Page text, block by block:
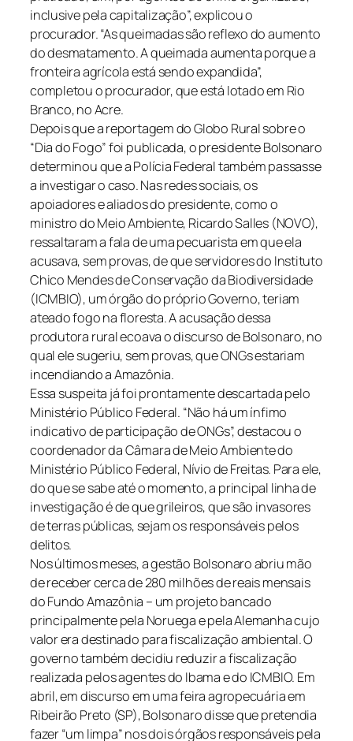
inclusive pela capitalização”, explicou o
procurador. “As queimadas são reflexo do aumento
do desmatamento. A queimada aumenta porque a
fronteira agrícola está sendo expandida”,
completou o procurador, que está lotado em Rio
Branco, no Acre.
Depois que a reportagem do Globo Rural sobre o
“Dia do Fogo” foi publicada, o presidente Bolsonaro
determinou que a Polícia Federal também passasse
a investigar o caso. Nas redes sociais, os
apoiadores e aliados do presidente, como o
ministro do Meio Ambiente, Ricardo Salles (NOVO),
ressaltaram a fala de uma pecuarista em que ela
acusava, sem provas, de que servidores do Instituto
Chico Mendes de Conservação da Biodiversidade
(ICMBIO), um órgão do próprio Governo, teriam
ateado fogo na floresta. A acusação dessa
produtora rural ecoava o discurso de Bolsonaro, no
qual ele sugeriu, sem provas, que ONGs estariam
incendiando a Amazônia.
Essa suspeita já foi prontamente descartada pelo
Ministério Público Federal. “Não há um ínfimo
indicativo de participação de ONGs”, destacou o
coordenador da Câmara de Meio Ambiente do
Ministério Público Federal, Nívio de Freitas. Para ele,
do que se sabe até o momento, a principal linha de
investigação é de que grileiros, que são invasores
de terras públicas, sejam os responsáveis pelos
delitos.
Nos últimos meses, a gestão Bolsonaro abriu mão
de receber cerca de 280 milhões de reais mensais
do Fundo Amazônia – um projeto bancado
principalmente pela Noruega e pela Alemanha cujo
valor era destinado para fiscalização ambiental. O
governo também decidiu reduzir a fiscalização
realizada pelos agentes do Ibama e do ICMBIO. Em
abril, em discurso em uma feira agropecuária em
Ribeirão Preto (SP), Bolsonaro disse que pretendia
fazer “um limpa” nos dois órgãos responsáveis pela